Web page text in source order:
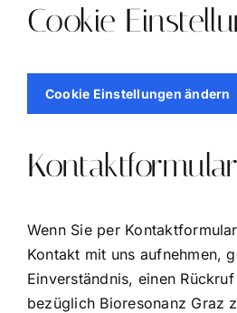
About
Cookie
Cookie Einstellungen ändern
Kontaktformular
Wenn Sie per
Kontakt mit uns aufnehmen,
Einverständnis, einen
bezüglich Bioresonanz Graz